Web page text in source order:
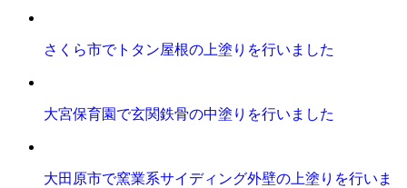
さくら市でトタン屋根の上塗りを行いました
大宮保育園で玄関鉄骨の中塗りを行いました
大田原市で窯業系サイディング外壁の上塗りを行いま